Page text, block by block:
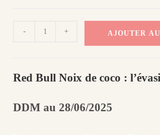
bull
de
- + AJOUTER
Red Bull Noix de coco :
DDM au 28/06/2025